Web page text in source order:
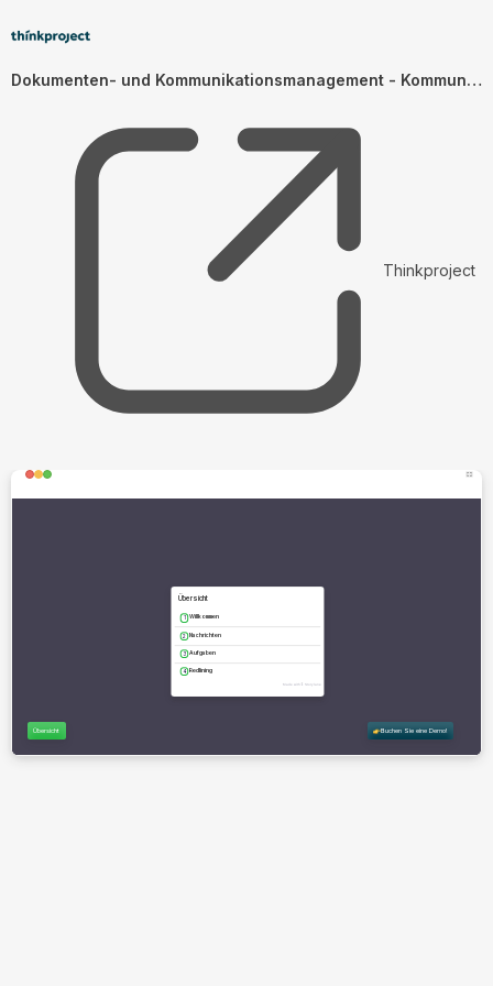
Dokumenten- und Kommunikationsmanagement - Kommunikationsmanagement (DE)
Thinkproject